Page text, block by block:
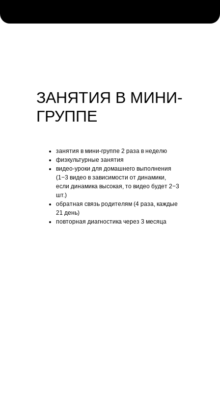
ЗАНЯТИЯ В МИНИ-
ГРУППЕ
занятия в мини-группе 2 раза в неделю
физкультурные занятия
видео-уроки для домашнего выполнения
(1−3 видео в зависимости от динамики,
если динамика высокая, то видео будет 2−3
шт.)
обратная связь родителям (4 раза, каждые
21 день)
повторная диагностика через 3 месяца